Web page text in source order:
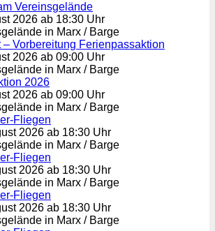
Vereinsgelände
2026 ab 18:30 Uhr
in Marx / Barge
Vorbereitung Ferienpassaktion
2026 ab 09:00 Uhr
in Marx / Barge
2026
2026 ab 09:00 Uhr
in Marx / Barge
Fliegen
2026 ab 18:30 Uhr
in Marx / Barge
Fliegen
2026 ab 18:30 Uhr
in Marx / Barge
Fliegen
2026 ab 18:30 Uhr
in Marx / Barge